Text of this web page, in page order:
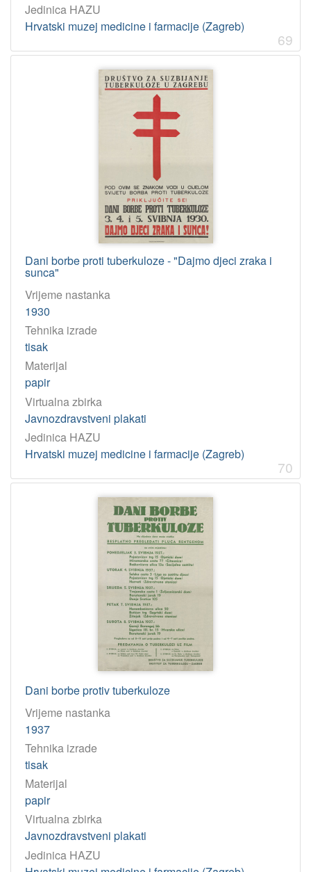
Jedinica HAZU
Hrvatski muzej medicine i farmacije (Zagreb)
69
Dani borbe proti tuberkuloze - "Dajmo djeci zraka i
sunca"
Vrijeme nastanka
1930
Tehnika izrade
tisak
Materijal
papir
Virtualna zbirka
Javnozdravstveni plakati
Jedinica HAZU
Hrvatski muzej medicine i farmacije (Zagreb)
70
Dani borbe protiv tuberkuloze
Vrijeme nastanka
1937
Tehnika izrade
tisak
Materijal
papir
Virtualna zbirka
Javnozdravstveni plakati
Jedinica HAZU